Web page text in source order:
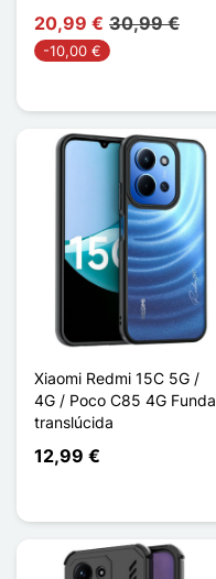
20,99 € 30,99 €
-10,00 €
Xiaomi Redmi 15C 5G /
4G / Poco C85 4G Funda
translúcida
12,99 €